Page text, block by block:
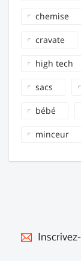
chemise
cravate
high tech
sacs
bébé
minceur